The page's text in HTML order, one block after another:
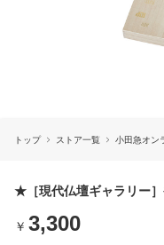
ファッション・インナー・
キッズ・ベビー用品
エンタメ
スポーツ・アウトドア・ゴ
リーベイツ注目ストア
電子書籍特集
旅行特集
トップ ストア一覧 小田急オン
★［現代仏壇ギャラリー
￥ 3,300